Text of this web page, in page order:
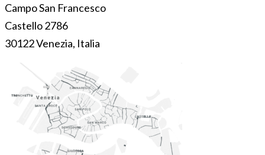
Campo San Francesco
Castello 2786
30122 Venezia, Italia